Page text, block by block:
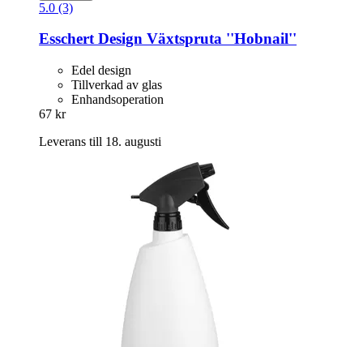
5.0 (3)
Esschert Design Växtspruta ''Hobnail''
Edel design
Tillverkad av glas
Enhandsoperation
67 kr
Leverans till 18. augusti